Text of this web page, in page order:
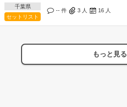
千葉県
セットリスト
-- 件 3 人 16 人
もっと見る